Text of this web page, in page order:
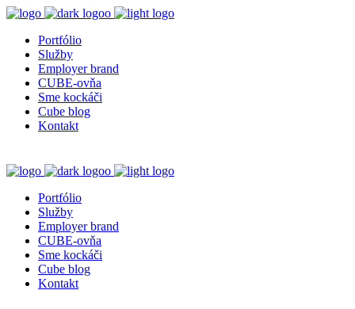
Portfólio
Služby
Employer brand
CUBE-ovňa
Sme kockáči
Cube blog
Kontakt
Portfólio
Služby
Employer brand
CUBE-ovňa
Sme kockáči
Cube blog
Kontakt